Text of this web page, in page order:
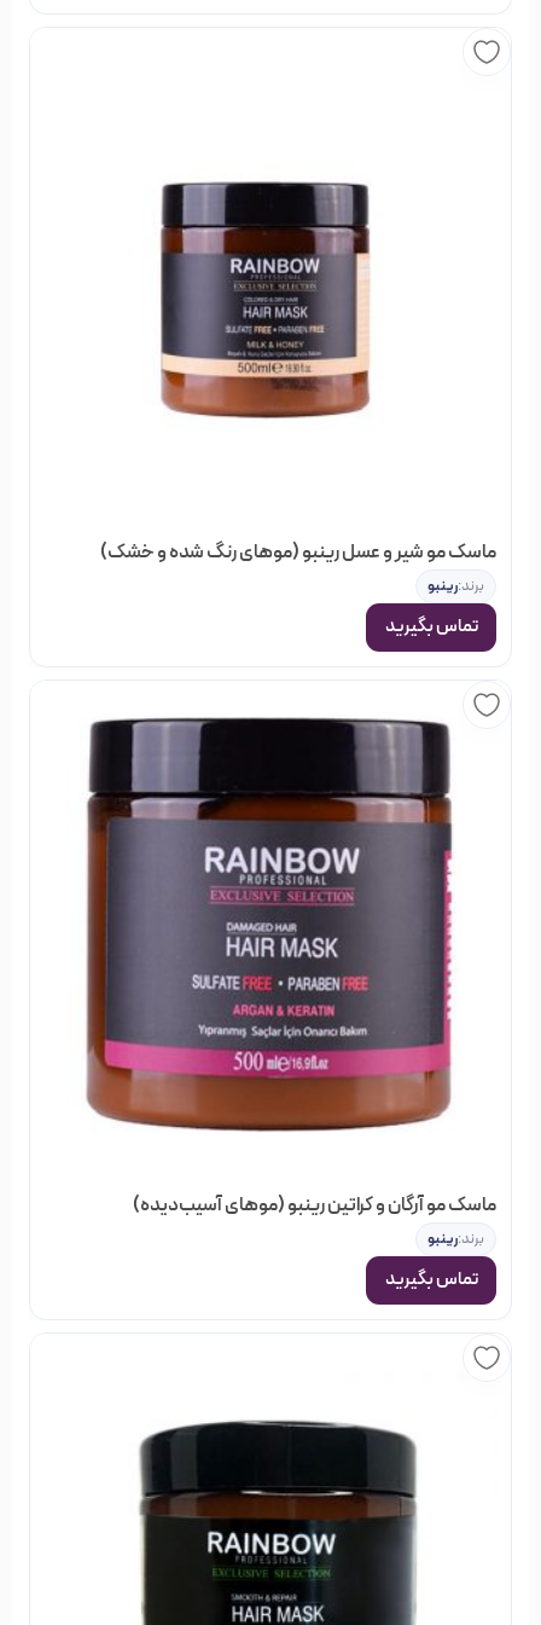
خرید از فروشگاه اینترنتی خیابان منوچهری
خیابان منوچهری یک فروشگاه اینترنتی مختص لوازم آرایشی،
بهداشتی و محصولات سلامت مو است; که هدف خود را ارائه
بهترین اطلاعات و خدمات به شما عزیزان در زمینه خرید
مناسب‌ترین ملزومات آرایشی بنا کرده است. فرقی نمی‌کند کدام
محصول را انتخاب می‌کنید; با جست و جوی محصولات مورد نظر
در فروشگاه خیابان منوچهری گروه‌های مختلفی از محصولات
آرایشی، بهداشتی و مو وجود دارد; که شما می‌توانید با جستجو در
هر کدام از گروه‌ها، نتوع بسیاری از اجناس را مشاهده کنید; و
بصورت آنلاین سفارش دهید و در نهایت از خرید خود مطمئن
باشید.
برای مطلع شدن از اتفاقات جدید به
صفحه
اینستاگرامما مراجعه نمایید
ماسک مو شیر و عسل رینبو (موهای رنگ شده و خشک)
برند:رینبو
تماس بگیرید
ماسک مو آرگان و کراتین رینبو (موهای آسیب‌دیده)
برند:رینبو
تماس بگیرید